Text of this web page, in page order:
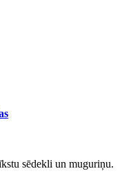
sēdekli un muguriņu.